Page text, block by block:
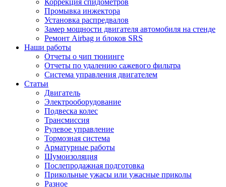
Коррекция спидометров
Промывка инжектора
Установка распредвалов
Замер мощности двигателя автомобиля на стенде
Ремонт Airbag и блоков SRS
Наши работы
Отчеты о чип тюнинге
Отчеты по удалению сажевого фильтра
Система управления двигателем
Статьи
Двигатель
Электрооборудование
Подвеска колес
Трансмиссия
Рулевое управление
Тормозная система
Арматурные работы
Шумоизоляция
Послепродажная подготовка
Прикольные ужасы или ужасные приколы
Разное